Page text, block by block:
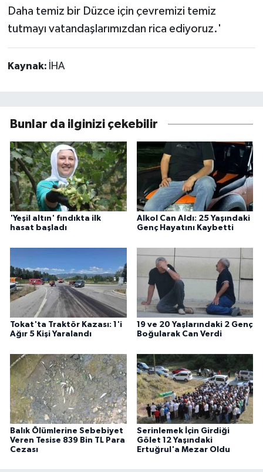
Daha temiz bir Düzce için çevremizi temiz
tutmayı vatandaşlarımızdan rica ediyoruz.'
Kaynak: İHA
Bunlar da ilginizi çekebilir
'Yeşil altın' fındıkta ilk
hasat başladı
Alkol Can Aldı: 25 Yaşındaki
Genç Hayatını Kaybetti
Tokat'ta Traktör Kazası: 1'i
Ağır 5 Kişi Yaralandı
19 ve 20 Yaşlarındaki 2 Genç
Boğularak Can Verdi
Balık Ölümlerine Sebebiyet
Veren Tesise 839 Bin TL Para
Cezası
Serinlemek İçin Girdiği
Gölet 12 Yaşındaki
Ertuğrul'a Mezar Oldu